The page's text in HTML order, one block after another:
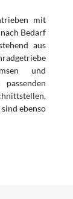
mit
Bedarf
aus
und
ebenso